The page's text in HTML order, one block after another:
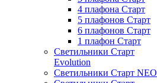
4 плафона Старт
5 плафонов Старт
6 плафонов Старт
1 плафон Старт
Светильники Старт
Evolution
Светильники Старт NEO